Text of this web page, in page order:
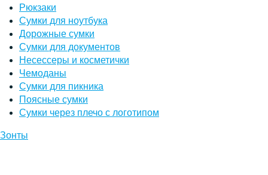
Рюкзаки
Сумки для ноутбука
Дорожные сумки
Сумки для документов
Несессеры и косметички
Чемоданы
Сумки для пикника
Поясные сумки
Сумки через плечо с логотипом
Зонты